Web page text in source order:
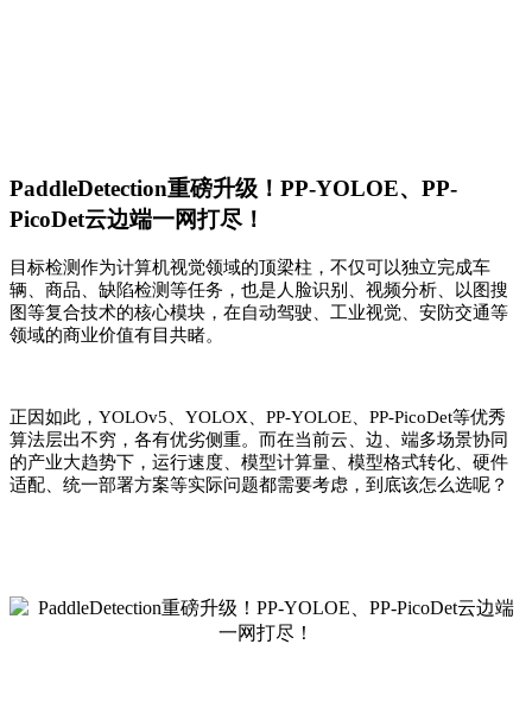
PaddleDetection重磅升级！PP-YOLOE、PP-
PicoDet云边端一网打尽！
目标检测作为计算机视觉领域的顶梁柱，不仅可以独立完成车
辆、商品、缺陷检测等任务，也是人脸识别、视频分析、以图搜
图等复合技术的核心模块，在自动驾驶、工业视觉、安防交通等
领域的商业价值有目共睹。
正因如此，YOLOv5、YOLOX、PP-YOLOE、PP-PicoDet等优秀
算法层出不穷，各有优劣侧重。而在当前云、边、端多场景协同
的产业大趋势下，运行速度、模型计算量、模型格式转化、硬件
适配、统一部署方案等实际问题都需要考虑，到底该怎么选呢？